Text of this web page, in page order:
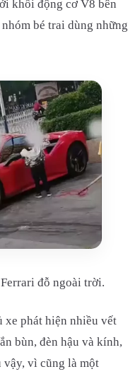
khối động cơ V8 bên
bé trai dùng những
đỗ ngoài trời.
xe phát hiện nhiều vết
bùn, đèn hậu và kính,
vậy, vì cũng là một